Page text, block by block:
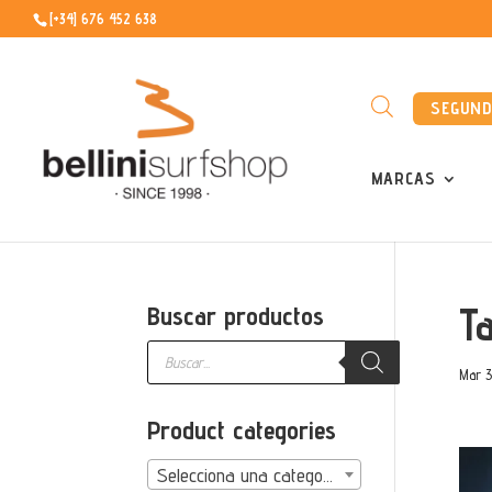
[+34] 676 452 638
MARCAS
Mar
Buscar productos
Búsqueda
productos
Product categories
Selecciona una categoría